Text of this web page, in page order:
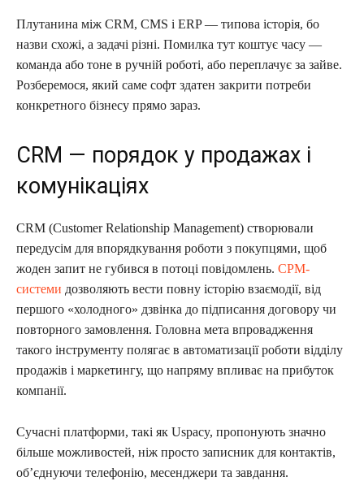
Плутанина між CRM, CMS і ERP — типова історія, бо
назви схожі, а задачі різні. Помилка тут коштує часу —
команда або тоне в ручній роботі, або переплачує за зайве.
Розберемося, який саме софт здатен закрити потреби
конкретного бізнесу прямо зараз.
CRM — порядок у продажах і
комунікаціях
CRM (Customer Relationship Management) створювали
передусім для впорядкування роботи з покупцями, щоб
жоден запит не губився в потоці повідомлень. СРМ-
системи дозволяють вести повну історію взаємодії, від
першого «холодного» дзвінка до підписання договору чи
повторного замовлення. Головна мета впровадження
такого інструменту полягає в автоматизації роботи відділу
продажів і маркетингу, що напряму впливає на прибуток
компанії.
Сучасні платформи, такі як Uspacy, пропонують значно
більше можливостей, ніж просто записник для контактів,
об’єднуючи телефонію, месенджери та завдання.